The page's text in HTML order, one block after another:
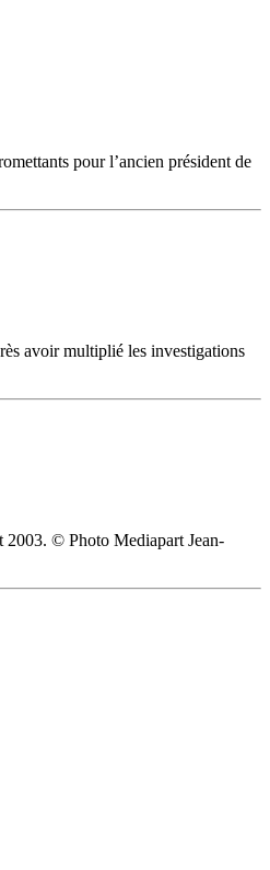
pour l’ancien président de
avoir multiplié les investigations
© Photo Mediapart Jean-